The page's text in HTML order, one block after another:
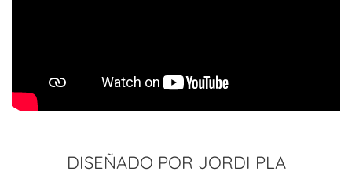
DISEÑADO POR JORDI PLA